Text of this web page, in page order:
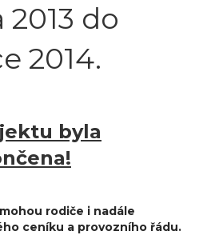
2013 do
2014.
byla
rodiče i nadále
ceníku a provozního řádu.